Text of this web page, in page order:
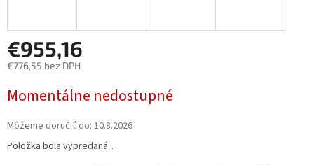
€955,16
€776,55 bez DPH
cena:
Momentálne nedostupné
Môžeme doručiť do: 10.8.2026
Položka bola vypredaná…